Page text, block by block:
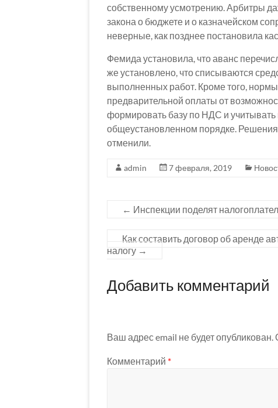
собственному усмотрению. Арбитры
закона о бюджете и о казначейском
неверные, как позднее постановила
Фемида установила, что аванс
же установлено, что списываются
выполненных работ. Кроме того,
предварительной оплаты от
формировать базу по НДС и учитывать
общеустановленном порядке.
отменили.
admin 7 февраля, 2019
← Инспекции поделят
Как составить договор об аренде
налогу →
Добавить комментарий
Ваш адрес email не будет опубликован.
Комментарий *